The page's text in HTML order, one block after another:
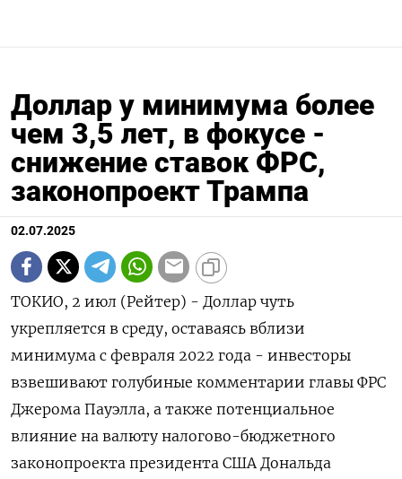
Доллар у минимума более
чем 3,5 лет, в фокусе -
снижение ставок ФРС,
законопроект Трампа
02.07.2025
ТОКИО, 2 июл (Рейтер) - Доллар чуть
укрепляется в среду, оставаясь вблизи
минимума с февраля 2022 года - инвесторы
взвешивают голубиные комментарии главы ФРС
Джерома Пауэлла, а также потенциальное
влияние на валюту налогово-бюджетного
законопроекта президента США Дональда